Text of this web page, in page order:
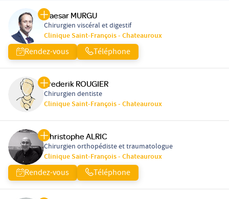
Caesar MURGU
Chirurgien viscéral et digestif
Clinique Saint-François - Chateauroux
Rendez-vous Téléphone
Frederik ROUGIER
Chirurgien dentiste
Clinique Saint-François - Chateauroux
Christophe ALRIC
Chirurgien orthopédiste et traumatologue
Clinique Saint-François - Chateauroux
Rendez-vous Téléphone